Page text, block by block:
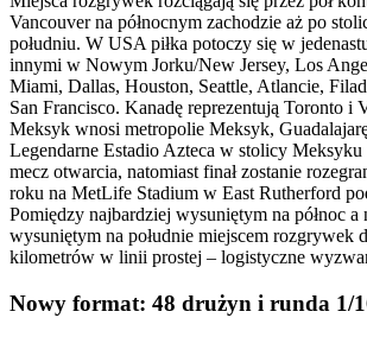
Vancouver na północnym zachodzie aż po
południu. W USA piłka potoczy się w
innymi w Nowym Jorku/New Jersey, Los
Miami, Dallas, Houston, Seattle, Atlancie,
San Francisco. Kanadę reprezentują Toronto i
Meksyk wnosi metropolie Meksyk,
Legendarne Estadio Azteca w stolicy Meksyku
mecz otwarcia, natomiast finał zostanie
roku na MetLife Stadium w East Rutherford
Pomiędzy najbardziej wysuniętym na północ a
wysuniętym na południe miejscem rozgrywek
kilometrów w linii prostej – logistyczne
Nowy format: 48 drużyn i runda 1/